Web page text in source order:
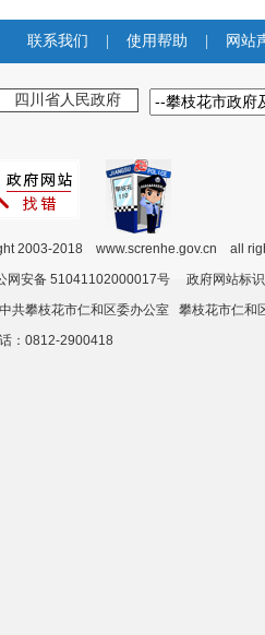
联系我们 使用帮助 网站
四川省人民政府
2003-2018 www.screnhe.gov.cn all
网安备 51041102000017号 政府网站
共攀枝花市仁和区委办公室 攀枝花市仁
：0812-2900418